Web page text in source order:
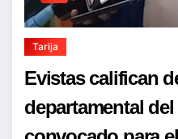
Tarija
Evistas califican
departamental del